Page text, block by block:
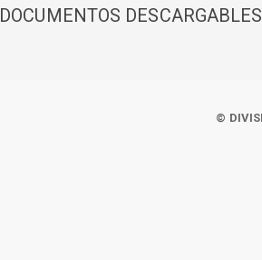
DOCUMENTOS DESCARGABLES
©